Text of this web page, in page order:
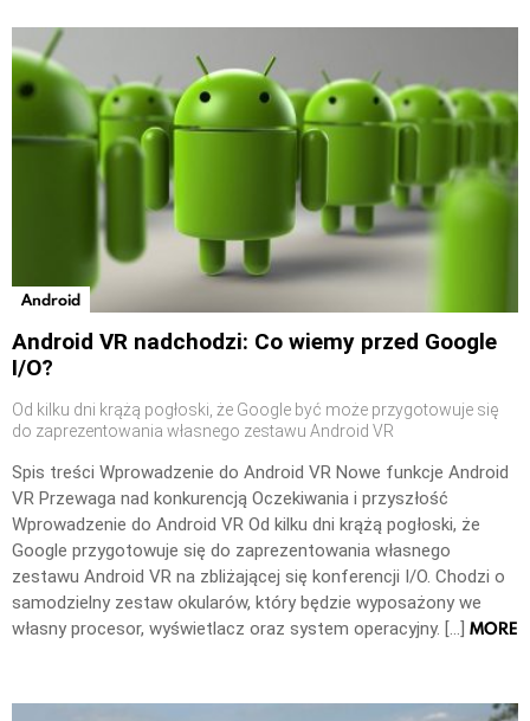
Android
Android VR nadchodzi: Co wiemy przed Google
I/O?
Od kilku dni krążą pogłoski, że Google być może przygotowuje się
do zaprezentowania własnego zestawu Android VR
Spis treści Wprowadzenie do Android VR Nowe funkcje Android
VR Przewaga nad konkurencją Oczekiwania i przyszłość
Wprowadzenie do Android VR Od kilku dni krążą pogłoski, że
Google przygotowuje się do zaprezentowania własnego
zestawu Android VR na zbliżającej się konferencji I/O. Chodzi o
samodzielny zestaw okularów, który będzie wyposażony we
własny procesor, wyświetlacz oraz system operacyjny. […] MORE